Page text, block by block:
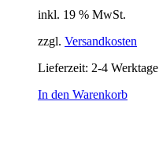
inkl. 19 % MwSt.
zzgl. Versandkosten
Lieferzeit: 2-4 Werktage
In den Warenkorb